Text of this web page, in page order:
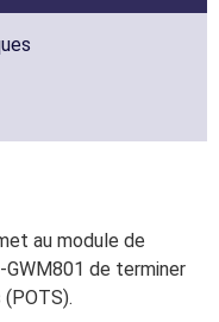
au module de
GWM801 de terminer